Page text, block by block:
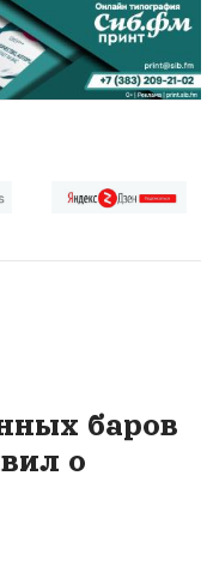
баров
о